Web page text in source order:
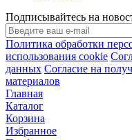
Подписывайтесь на
Политика обработки
использования cookie
данных Согласие на
материалов
Главная
Каталог
Корзина
Избранное